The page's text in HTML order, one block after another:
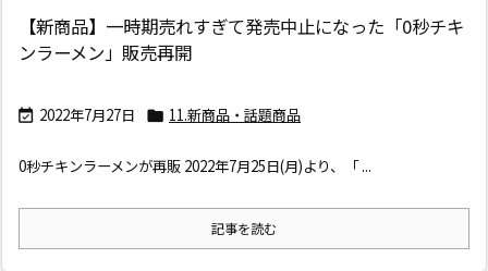
【新商品】一時期売れすぎて発売中止になった「0秒チキ
ンラーメン」販売再開
 2022年7月27日  11.新商品・話題商品
0秒チキンラーメンが再販 2022年7月25日(月)より、「 ...
記事を読む